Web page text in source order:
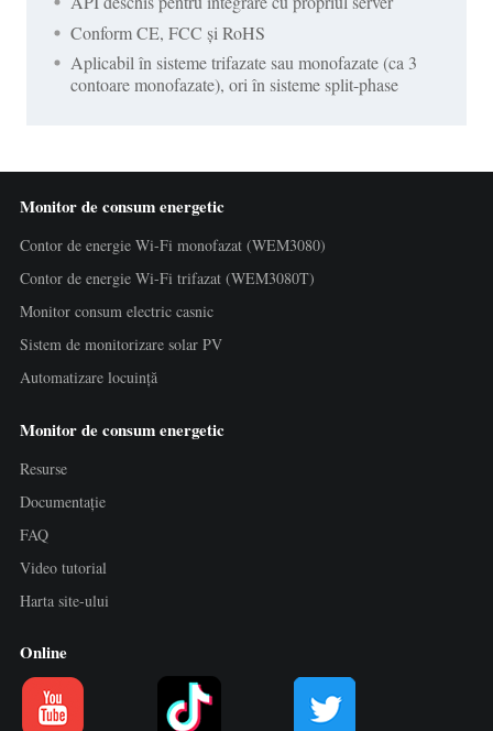
Conform CE, FCC și RoHS
Aplicabil în sisteme trifazate sau monofazate (ca 3
contoare monofazate), ori în sisteme split-phase
Monitor de consum energetic
Contor de energie Wi-Fi monofazat (WEM3080)
Contor de energie Wi-Fi trifazat (WEM3080T)
Monitor consum electric casnic
Sistem de monitorizare solar PV
Automatizare locuință
Monitor de consum energetic
Resurse
Documentație
FAQ
Video tutorial
Harta site-ului
Online